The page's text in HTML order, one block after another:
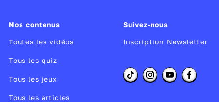
Nos contenus
Toutes les vidéos
Tous les quiz
Tous les jeux
Tous les articles
Suivez-nous
Inscription Newsletter